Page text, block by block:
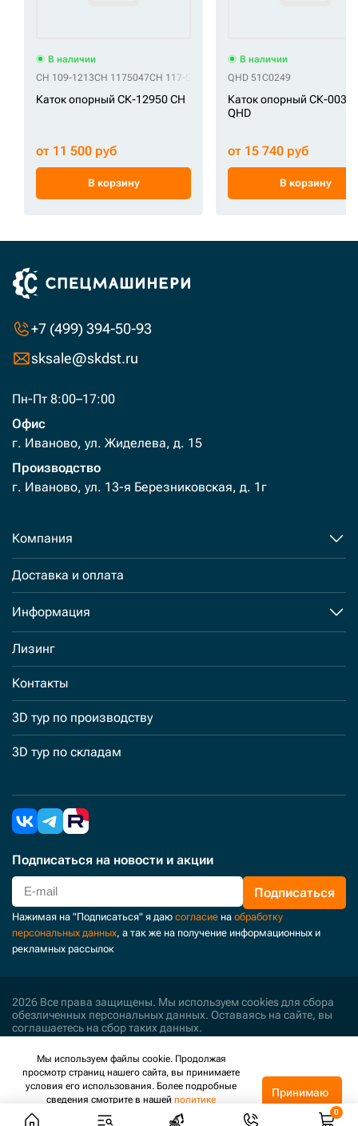
В наличии
CH 109-1213CH 1175047CH 117-5047 CH 134-1013CH 150-3987
Каток опорный СК-12950 CH
от 11 500 руб
В корзину
В наличии
QHD 51C0249
Каток опорный СК-
QHD
от 15 740 руб
В корзину
+7 (499) 394-50-93
sksale@skdst.ru
Пн-Пт 8:00–17:00
Офис
г. Иваново, ул. Жиделева, д. 15
Производство
г. Иваново, ул. 13-я Березниковская, д. 1г
Компания
Доставка и оплата
Информация
Лизинг
Контакты
3D тур по производству
3D тур по складам
Подписаться на новости и акции
Подписаться
Нажимая на "Подписаться" я даю согласие на обработку
персональных данных, а так же на получение информационных и
рекламных рассылок
2026 Все права защищены. Мы используем cookies для сбора
обезличенных персональных данных. Оставаясь на сайте, вы
соглашаетесь на сбор таких данных.
Пользовательское соглашение
Политика обработки персональных данных
Поддержка и развитие
Мы используем файлы cookie. Продолжая
просмотр страниц нашего сайта, вы принимаете
условия его использования. Более подробные
сведения смотрите в нашей политике
конфиденциальности.
Принимаю